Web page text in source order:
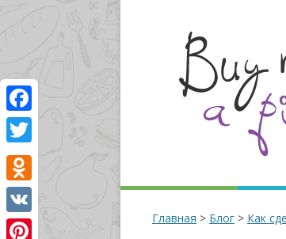
Главная > Блог > Как
Facebook
Twitter
Odnoklassniki
VK